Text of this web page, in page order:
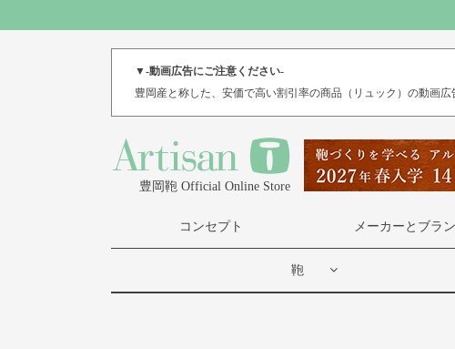
▼-動画広告にご注意ください-
豊岡産と称した、安価で高い割引率の商品（リュック）の動画
豊岡鞄 Official Online Store
コンセプト メーカーとブラ
鞄